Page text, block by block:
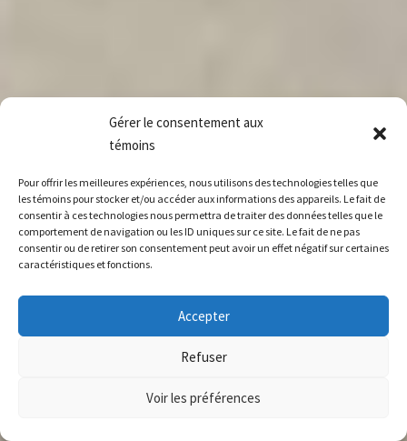
Gérer le consentement aux
témoins
Pour offrir les meilleures expériences, nous utilisons des technologies telles que
les témoins pour stocker et/ou accéder aux informations des appareils. Le fait de
consentir à ces technologies nous permettra de traiter des données telles que le
comportement de navigation ou les ID uniques sur ce site. Le fait de ne pas
consentir ou de retirer son consentement peut avoir un effet négatif sur certaines
caractéristiques et fonctions.
Accepter
Refuser
Voir les préférences